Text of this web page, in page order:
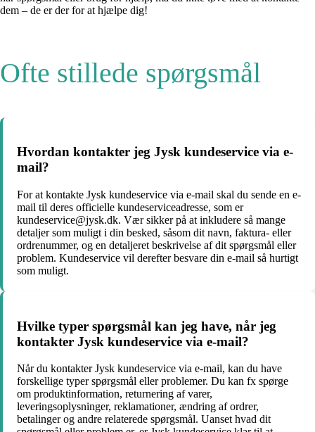
dem – de er der for at hjælpe dig!
Ofte stillede spørgsmål
Hvordan kontakter jeg Jysk kundeservice via e-
mail?
For at kontakte Jysk kundeservice via e-mail skal du sende en e-
mail til deres officielle kundeserviceadresse, som er
kundeservice@jysk.dk. Vær sikker på at inkludere så mange
detaljer som muligt i din besked, såsom dit navn, faktura- eller
ordrenummer, og en detaljeret beskrivelse af dit spørgsmål eller
problem. Kundeservice vil derefter besvare din e-mail så hurtigt
som muligt.
Hvilke typer spørgsmål kan jeg have, når jeg
kontakter Jysk kundeservice via e-mail?
Når du kontakter Jysk kundeservice via e-mail, kan du have
forskellige typer spørgsmål eller problemer. Du kan fx spørge
om produktinformation, returnering af varer,
leveringsoplysninger, reklamationer, ændring af ordrer,
betalinger og andre relaterede spørgsmål. Uanset hvad dit